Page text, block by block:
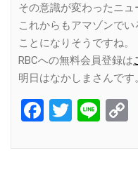
その意識が変わったニュ
これからもアマゾンで
ことになりそうですね。
RBCへの無料会員登録は
明日はなかしまさんです。
Facebook
Twitter
Line